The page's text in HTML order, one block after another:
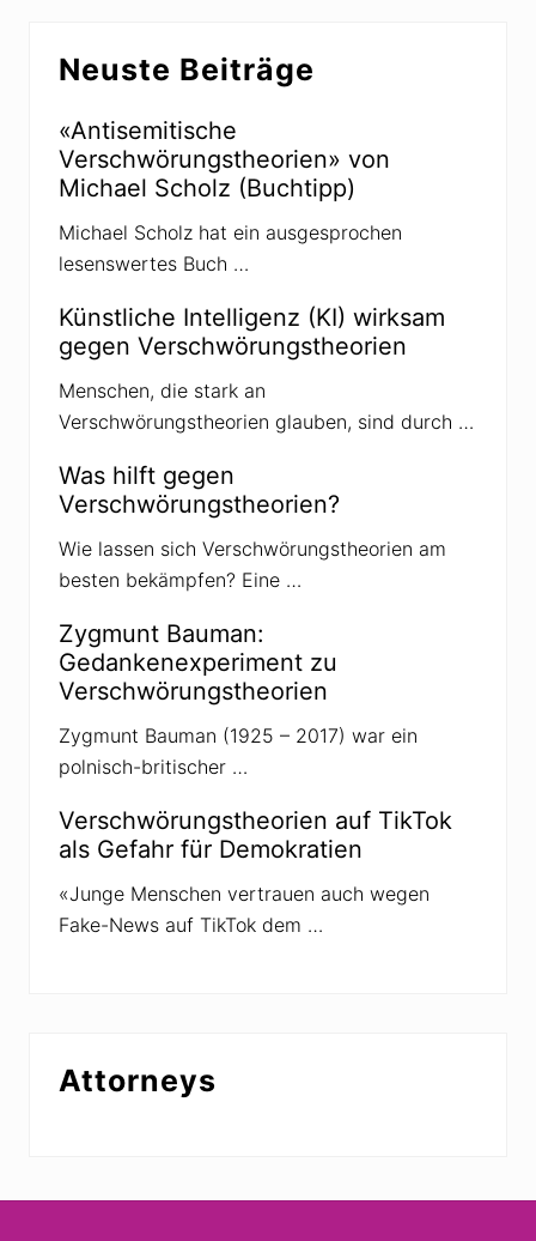
Neuste Beiträge
«Antisemitische
Verschwörungstheorien» von
Michael Scholz (Buchtipp)
Michael Scholz hat ein ausgesprochen
lesenswertes Buch …
Künstliche Intelligenz (KI) wirksam
gegen Verschwörungstheorien
Menschen, die stark an
Verschwörungstheorien glauben, sind durch …
Was hilft gegen
Verschwörungstheorien?
Wie lassen sich Verschwörungstheorien am
besten bekämpfen? Eine …
Zygmunt Bauman:
Gedankenexperiment zu
Verschwörungstheorien
Zygmunt Bauman (1925 – 2017) war ein
polnisch-britischer …
Verschwörungstheorien auf TikTok
als Gefahr für Demokratien
«Junge Menschen vertrauen auch wegen
Fake-News auf TikTok dem …
Attorneys